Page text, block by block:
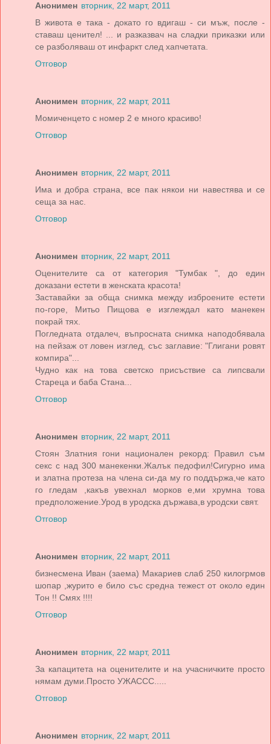
Анонимен вторник, 22 март, 2011
В живота е така - докато го вдигаш - си мъж, после -
ставаш ценител! ... и разказвач на сладки приказки или
се разболяваш от инфаркт след хапчетата.
Отговор
Анонимен вторник, 22 март, 2011
Момиченцето с номер 2 е много красиво!
Отговор
Анонимен вторник, 22 март, 2011
Има и добра страна, все пак някои ни навестява и се
сеща за нас.
Отговор
Анонимен вторник, 22 март, 2011
Оценителите са от категория "Тумбак ", до един
доказани естети в женската красота!
Заставайки за обща снимка между изброените естети
по-горе, Митьо Пищова е изглеждал като манекен
покрай тях.
Погледната отдалеч, въпросната снимка наподобявала
на пейзаж от ловен изглед, със заглавие: "Глигани ровят
компира"...
Чудно как на това светско присъствие са липсвали
Стареца и баба Стана...
Отговор
Анонимен вторник, 22 март, 2011
Стоян Златния гони национален рекорд: Правил съм
секс с над 300 манекенки.Жалък педофил!Сигурно има
и златна протеза на члена си-да му го поддържа,че като
го гледам ,какъв увехнал морков е,ми хрумна това
предположение.Урод в уродска държава,в уродски свят.
Отговор
Анонимен вторник, 22 март, 2011
бизнесмена Иван (заема) Макариев слаб 250 килогрмов
шопар ,журито е било със средна тежест от около един
Тон !! Смях !!!!
Отговор
Анонимен вторник, 22 март, 2011
За капацитета на оценителите и на учасничките просто
нямам думи.Просто УЖАССС.....
Отговор
Анонимен вторник, 22 март, 2011